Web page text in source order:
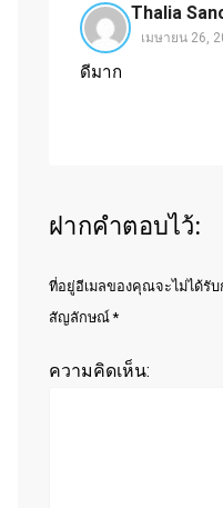
Thalia
เมษายน 26,
ดีมาก
ฝากคำตอบไว้:
ที่อยู่อีเมลของคุณจะไม่ได้รั
สัญลักษณ์ *
ความคิดเห็น: